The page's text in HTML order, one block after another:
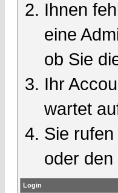
Ihnen
eine
ob Sie
Ihr
wartet
Sie
oder
Login